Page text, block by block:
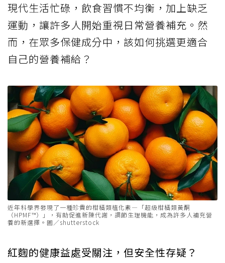
現代生活忙碌，飲食習慣不均衡，加上缺乏
運動，讓許多人開始重視日常營養補充。然
而，在眾多保健成分中，該如何挑選更適合
自己的營養補給？
近年科學界發現了一種珍貴的柑橘類植化素—「超級柑橘類黃酮
（HPMF™）」，有助促進新陳代謝，調節生理機能，成為許多人補充營
養的新選擇。圖／shutterstock
紅麴的健康益處受關注，但安全性存疑？